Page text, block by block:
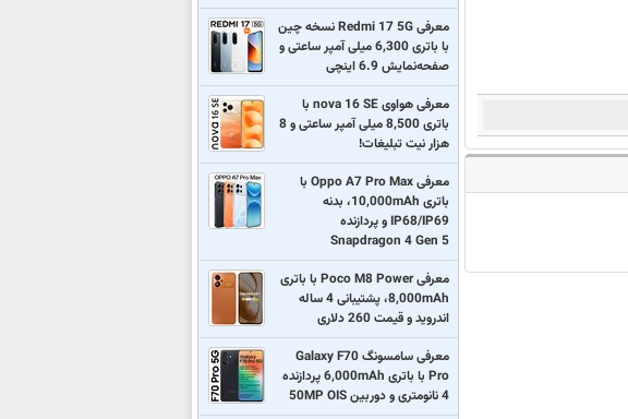
معرفی Redmi 17 5G نسخه چین
با باتری 6,300 میلی آمپر ساعتی و
صفحه‌نمایش 6.9 اینچی
معرفی هواوی nova 16 SE با
باتری 8,500 میلی آمپر ساعتی و 8
هزار نیت تبلیغات!
معرفی Oppo A7 Pro Max با
باتری 10,000mAh، بدنه
IP68/IP69 و پردازنده
Snapdragon 4 Gen 5
معرفی Poco M8 Power با باتری
8,000mAh، پشتیبانی 4 ساله
اندروید و قیمت 260 دلاری
معرفی سامسونگ Galaxy F70
Pro با باتری 6,000mAh پردازنده
4 نانومتری و دوربین 50MP OIS